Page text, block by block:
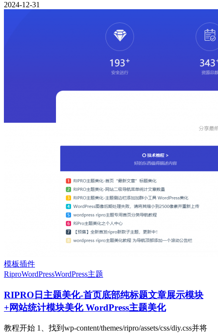
2024-12-31
模板插件
RiproWordPressWordPress主题
RIPRO日主题美化-首页底部纯标题文章展示模块
+网站统计模块美化 WordPress主题美化
教程开始 1、找到wp-content/themes/ripro/assets/css/diy.css并将